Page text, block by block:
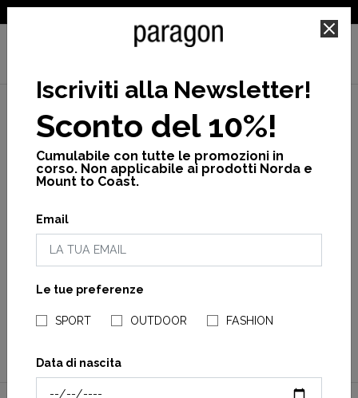
NEGOZI PARAGONSHOP
CRAFT
Nordlite tempo m Nordlite tempo w
Iscriviti alla Newsletter!
Sconto del 10%!
Cumulabile con tutte le promozioni in
corso. Non applicabile ai prodotti Norda e
Mount to Coast.
Email
Le tue preferenze
SPORT OUTDOOR FASHION
Data di nascita